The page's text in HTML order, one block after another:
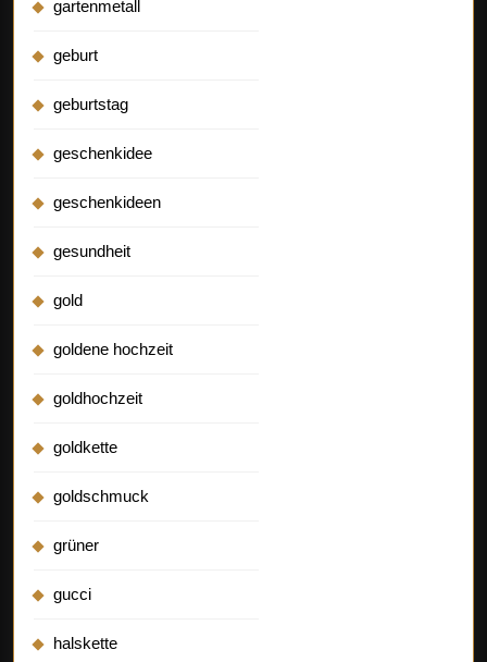
gartenmetall
geburt
geburtstag
geschenkidee
geschenkideen
gesundheit
gold
goldene hochzeit
goldhochzeit
goldkette
goldschmuck
grüner
gucci
halskette